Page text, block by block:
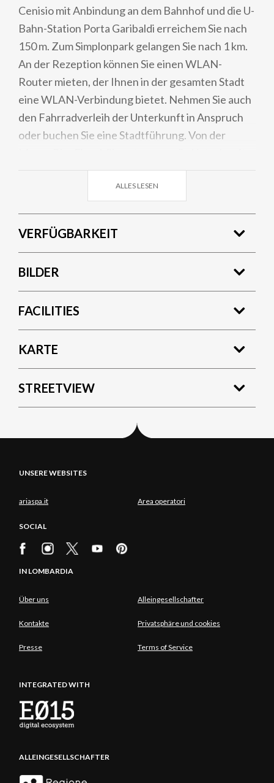
Cenisio mit Anbindung an dem Bahnhof und die U-
Bahn-Station Porta Garibaldi erreichem Sie nach
150 m. Zum Simplonpark gelangen Sie nach 1 km.
An der Rezeption können Sie einen WLAN-
Router mieten, der Ihnen in der gesamten Stadt
eine WLAN-Verbindung bietet. Nehmen Sie auch
den Fahrradverleih der Unterkunft in Anspruch
oder buchen Sie eine Stadtführung. Von der
ALLES LESEN
VERFÜGBARKEIT
BILDER
FACILITIES
KARTE
STREETVIEW
UNSERE WEBSITES
ariaspa.it Area operatori
SOCIAL
IN LOMBARDIA
Über uns Alleingesellschafter
Kontakte Privatsphäre und cookies
Presse Terms of Service
INTEGRATED WITH
ALLEINGESELLSCHAFTER